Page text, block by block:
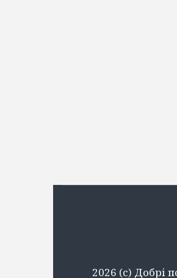
2026 (c) Добрі